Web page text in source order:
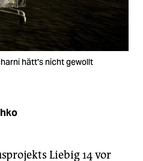
hätt's nicht gewollt
Liebig 14 vor